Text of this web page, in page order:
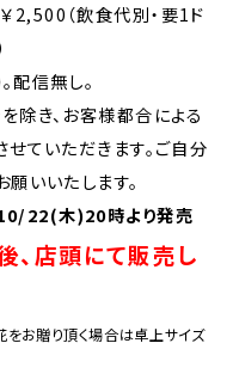
（飲食代別・要1ド
配信無し。
除き、お客様都合による
せていただきます。ご自分
いいたします。
22(木)20時より発売
、店頭にて販売し
をお贈り頂く場合は卓上サイズ